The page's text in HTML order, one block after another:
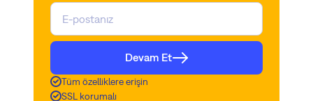
Devam Et
Tüm özelliklere erişin
SSL korumalı